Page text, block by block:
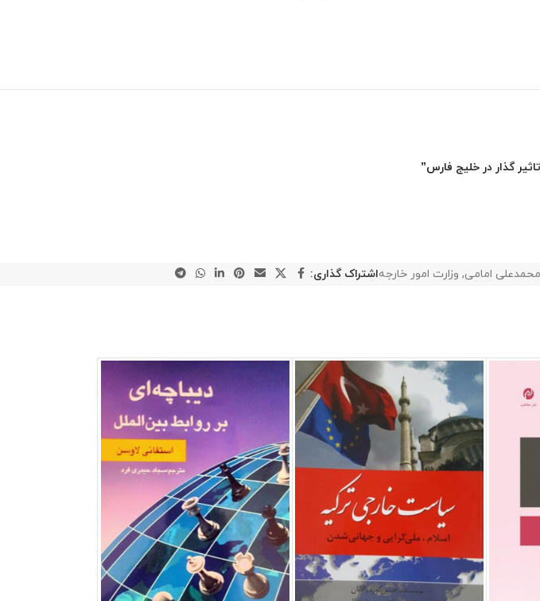
گذار در خلیج فارس”
محمدعلی امامی, وزارت امور خارجهاشتراک گذاری: